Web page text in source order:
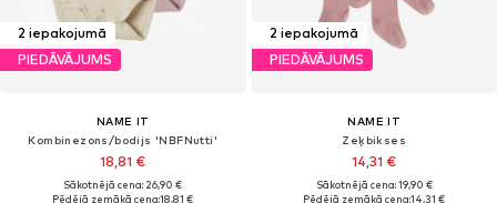
2 iepakojumā
PIEDĀVĀJUMS
NAME IT
Kombinezons/bodijs 'NBFNutti'
18,81 €
Sākotnējā cena: 26,90 €
Pēdējā zemākā cena:18,81 €
2 iepakojumā
PIEDĀVĀJUMS
NAME IT
Zeķbikses
14,31 €
Sākotnējā cena: 19,90 €
Pēdējā zemākā cena:14,31 €